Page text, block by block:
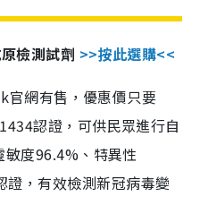
檢測試劑 >>按此選購<<
官網有售，優惠價只要
認證，可供民眾進行自
度96.4%、特異性
，有效檢測新冠病毒變